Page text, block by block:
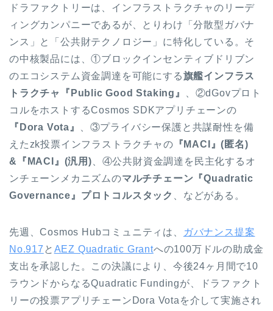
ドラファクトリーは、インフラストラクチャのリーデ
ィングカンパニーであるが、とりわけ「分散型ガバナ
ンス」と「公共財テクノロジー」に特化している。そ
の中核製品には、①ブロックインセンティブドリブン
のエコシステム資金調達を可能にする旗艦インフラス
トラクチャ『Public Good Staking』
、②dGovプロト
コルをホストするCosmos SDKアプリチェーンの
『Dora Vota』
、③プライバシー保護と共謀耐性を備
えたzk投票インフラストラクチャの 『MACI』(匿名)
&『MACI』(汎用) 、④公共財資金調達を民主化するオ
ンチェーンメカニズムのマルチチェーン『Quadratic
Governance』プロトコルスタック
、などがある。
先週、Cosmos Hubコミュニティは、
ガバナンス提案
No.917 と AEZ Quadratic Grantへの100万ドルの助成金
支出を承認した。この決議により、今後24ヶ月間で10
ラウンドからなるQuadratic Fundingが、ドラファクト
リーの投票アプリチェーンDora Votaを介して実施され